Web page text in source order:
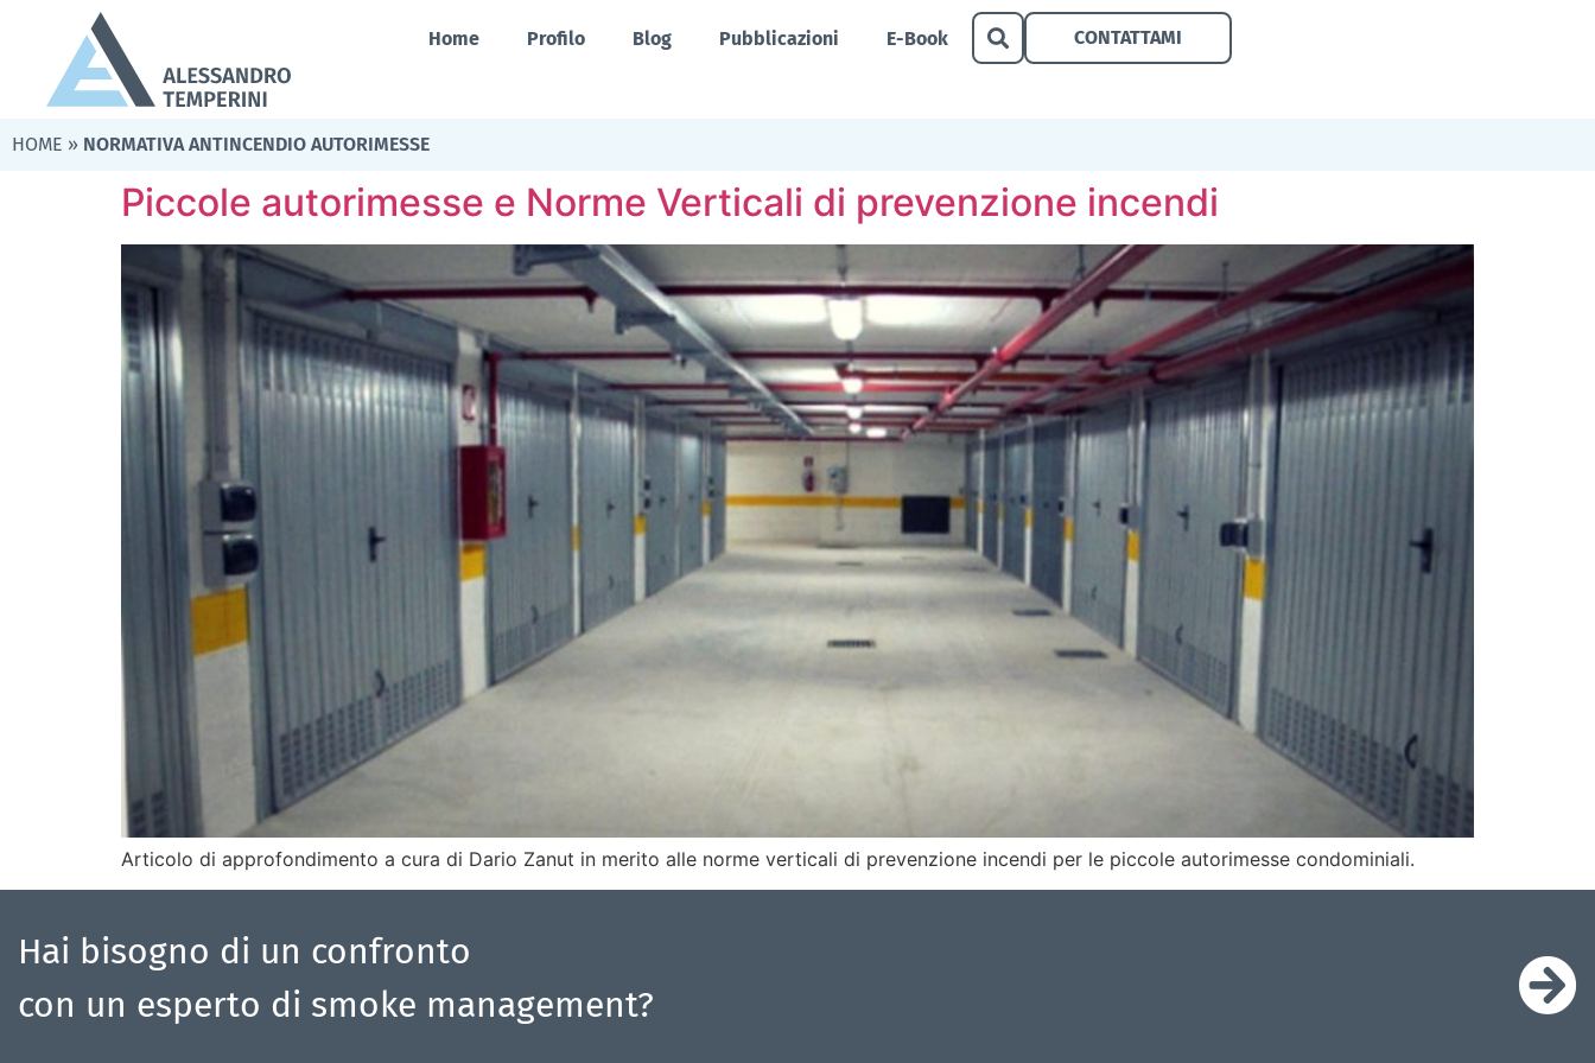
Home Profilo Blog Pubblicazioni E-Book CONTATTAMI
HOME » NORMATIVA ANTINCENDIO AUTORIMESSE
Piccole autorimesse e Norme Verticali di prevenzione incendi
Articolo di approfondimento a cura di Dario Zanut in merito alle norme verticali di prevenzione incendi per le piccole autorimesse condominiali.
Hai bisogno di un confronto
con un esperto di smoke management?